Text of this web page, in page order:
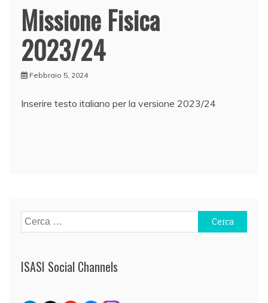
Missione Fisica
2023/24
Febbraio 5, 2024
Inserire testo italiano per la versione 2023/24
Ricerca
per:
ISASI Social Channels